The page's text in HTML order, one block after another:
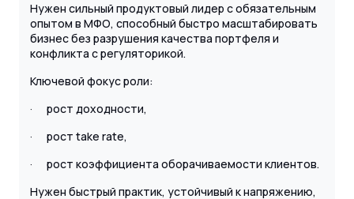
Нужен сильный продуктовый лидер с обязательным
опытом в МФО, способный быстро масштабировать
бизнес без разрушения качества портфеля и
конфликта с регуляторикой.
Ключевой фокус роли:
· рост доходности,
· рост take rate,
· рост коэффициента оборачиваемости клиентов.
Нужен быстрый практик, устойчивый к напряжению,